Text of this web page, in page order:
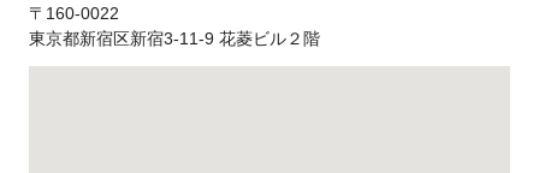
〒160-0022
東京都新宿区新宿3-11-9 花菱ビル２階